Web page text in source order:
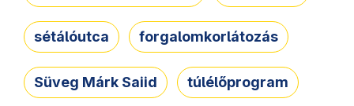
sétálóutca forgalomkorlátozás
Süveg Márk Saiid túlélőprogram